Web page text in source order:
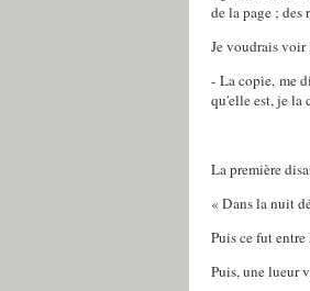
de la page ; des
Je voudrais
- La copie, me
qu'elle est, je la
La première
« Dans la nuit
Puis ce fut
Puis, une lueur